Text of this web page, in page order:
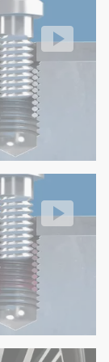
boellhoff/
sin entrador para
bloqueo del
boellhoff/
sin entrador con